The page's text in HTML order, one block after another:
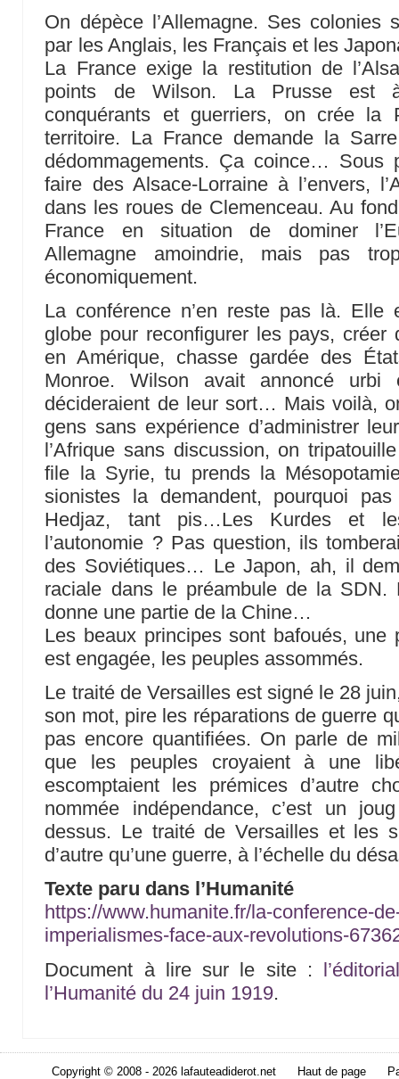
On dépèce l’Allemagne. Ses colonies
par les Anglais, les Français et les
La France exige la restitution de
points de Wilson. La Prusse est
conquérants et guerriers, on crée la
territoire. La France demande la
dédommagements. Ça coince… Sous
faire des Alsace-Lorraine à l’envers,
dans les roues de Clemenceau. Au
France en situation de dominer
Allemagne amoindrie, mais pas
économiquement.
La conférence n’en reste pas là. Elle
globe pour reconfigurer les pays, créer
en Amérique, chasse gardée des
Monroe. Wilson avait annoncé
décideraient de leur sort… Mais voilà,
gens sans expérience d’administrer
l’Afrique sans discussion, on
file la Syrie, tu prends la
sionistes la demandent, pourquoi
Hedjaz, tant pis…Les Kurdes et
l’autonomie ? Pas question, ils
des Soviétiques… Le Japon, ah, il
raciale dans le préambule de la
donne une partie de la Chine…
Les beaux principes sont bafoués, une
est engagée, les peuples assommés.
Le traité de Versailles est signé le 28
son mot, pire les réparations de guerre
pas encore quantifiées. On parle de
que les peuples croyaient à une
escomptaient les prémices d’autre
nommée indépendance, c’est un
dessus. Le traité de Versailles et les
d’autre qu’une guerre, à l’échelle du
Texte paru dans l’Humanité
https://www.humanite.fr/la-conference-
imperialismes-face-aux-revolutions-
Document à lire sur le site :
l’Humanité du 24 juin 1919.
Copyright © 2008 - 2026 lafauteadiderot.net Haut de page